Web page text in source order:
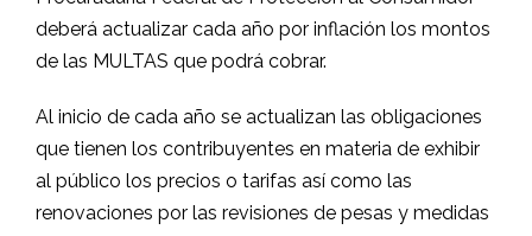
deberá actualizar cada año por inflación los montos
de las MULTAS que podrá cobrar.
Al inicio de cada año se actualizan las obligaciones
que tienen los contribuyentes en materia de exhibir
al público los precios o tarifas así como las
renovaciones por las revisiones de pesas y medidas